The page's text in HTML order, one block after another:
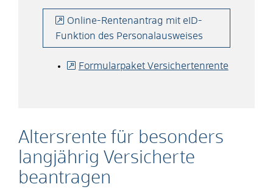
Altersrente für besonders
langjährig Versicherte
beantragen
Online-Rentenantrag mit eID-
Funktion des Personalausweises
Formularpaket Versichertenrente